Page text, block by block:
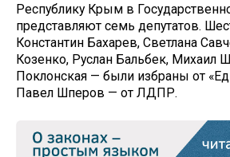
Республику Крым в
представляют семь депутатов.
Константин Бахарев, Светлана
Козенко, Руслан Бальбек, Михаил
Поклонская — были избраны от
Павел Шперов — от ЛДПР.